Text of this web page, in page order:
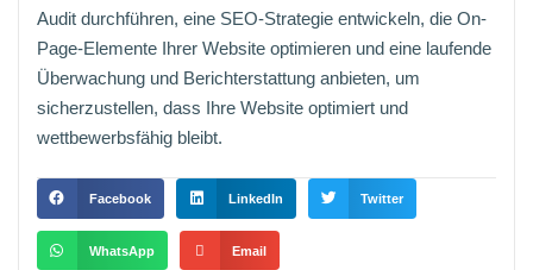
Audit durchführen, eine SEO-Strategie entwickeln, die On-
Page-Elemente Ihrer Website optimieren und eine laufende
Überwachung und Berichterstattung anbieten, um
sicherzustellen, dass Ihre Website optimiert und
wettbewerbsfähig bleibt.
Facebook LinkedIn Twitter
WhatsApp Email